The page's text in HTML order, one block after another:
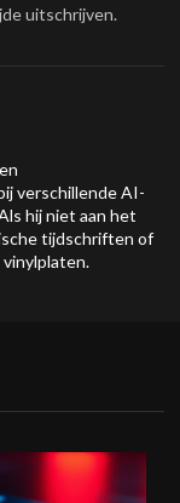
uitschrijven.
verschillende AI-
hij niet aan het
tijdschriften of